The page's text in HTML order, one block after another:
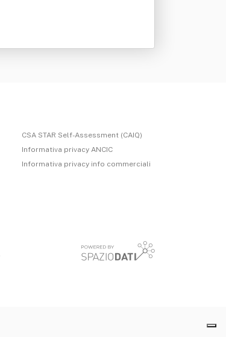
CSA STAR Self-Assessment (CAIQ)
Informativa privacy ANCIC
Informativa privacy info commerciali